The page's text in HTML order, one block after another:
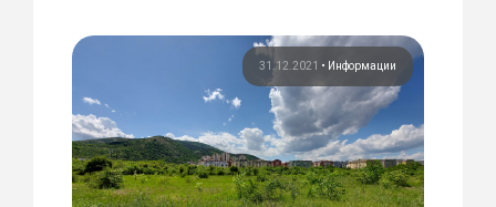
31.12.2021 • Информации